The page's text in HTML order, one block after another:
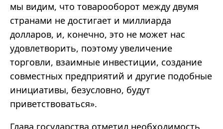
мы видим, что товарооборот между двумя
странами не достигает и миллиарда
долларов, и, конечно, это не может нас
удовлетворить, поэтому увеличение
торговли, взаимные инвестиции, создание
совместных предприятий и другие подобные
инициативы, безусловно, будут
приветствоваться».